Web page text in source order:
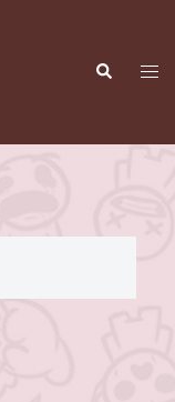
Buscar